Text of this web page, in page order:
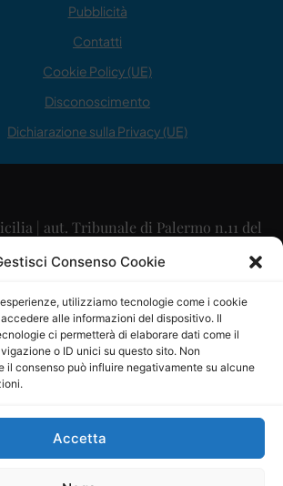
Consenso Cookie
utilizziamo tecnologie come i cookie
alle informazioni del dispositivo. Il
ci permetterà di elaborare dati come il
o ID unici su questo sito. Non
il consenso può influire negativamente su alcune
Accetta
Pubblicità
Contatti
Cookie Policy (UE)
Disconoscimento
Dichiarazione sulla Privacy (UE)
| aut. Tribunale di Palermo n.11 del
29/09/2015
Editoriale: Maurizio Scaglione
Responsabile: Maria Calabrese
P.IVA: 06334930820
Società Cooperativa a r.l. è
degli Operatori di Comunicazione al